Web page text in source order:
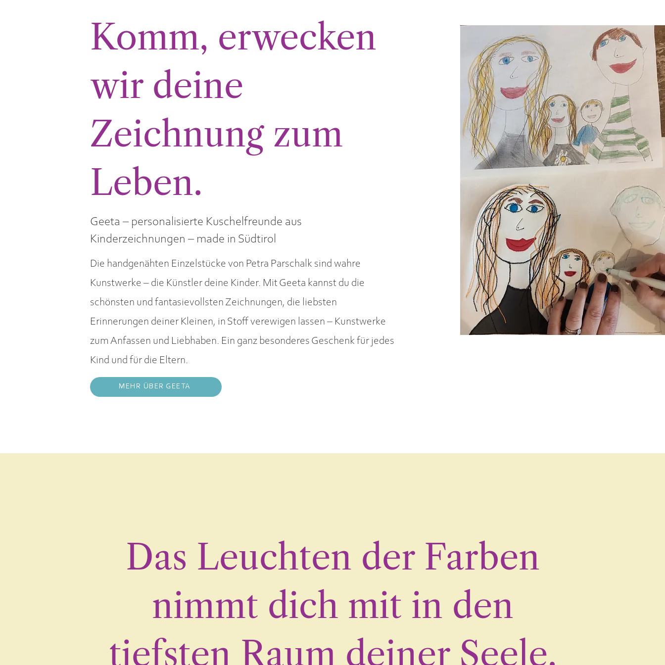
Komm, erwecken
wir deine
Zeichnung zum
Leben.
Geeta – personalisierte Kuschelfreunde aus
Kinderzeichnungen – made in Südtirol
Die handgenähten Einzelstücke von Petra Parschalk sind wahre
Kunstwerke – die Künstler deine Kinder. Mit Geeta kannst du die
schönsten und fantasievollsten Zeichnungen, die liebsten
Erinnerungen deiner Kleinen, in Stoff verewigen lassen – Kunstwerke
zum Anfassen und Liebhaben. Ein ganz besonderes Geschenk für jedes
Kind und für die Eltern.
MEHR ÜBER GEETA
Das Leuchten der Farben
nimmt dich mit in den
tiefsten Raum deiner Seele.